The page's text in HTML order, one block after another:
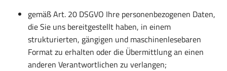
gemäß Art. 20 DSGVO Ihre personenbezogenen Daten,
die Sie uns bereitgestellt haben, in einem
strukturierten, gängigen und maschinenlesebaren
Format zu erhalten oder die Übermittlung an einen
anderen Verantwortlichen zu verlangen;